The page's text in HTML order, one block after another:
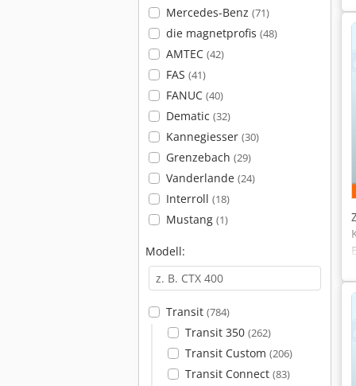
Mercedes-Benz (71)
die magnetprofis (48)
AMTEC (42)
FAS (41)
FANUC (40)
Dematic (32)
Kannegiesser (30)
Grenzebach (29)
Vanderlande (24)
Interroll (18)
Mustang (1)
Modell:
Transit (784)
Transit 350 (262)
Transit Custom (206)
Transit Connect (83)